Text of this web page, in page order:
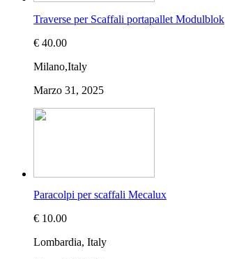
Traverse per Scaffali portapallet Modulblok
€ 40.00
Milano,Italy
Marzo 31, 2025
Paracolpi per scaffali Mecalux
€ 10.00
Lombardia, Italy